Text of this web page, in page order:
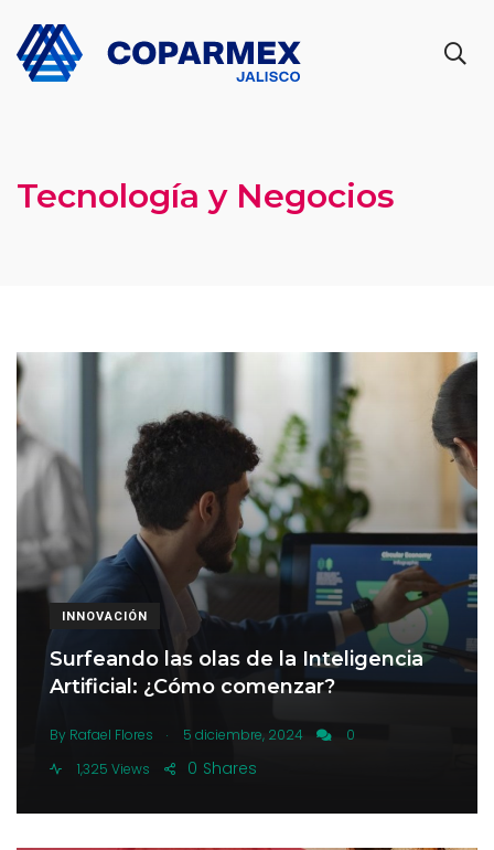
Tecnología y Negocios
INNOVACIÓN
Surfeando las olas de la Inteligencia
Artificial: ¿Cómo comenzar?
By Rafael Flores . 5 diciembre, 2024
0
1,325 Views
Shares
0